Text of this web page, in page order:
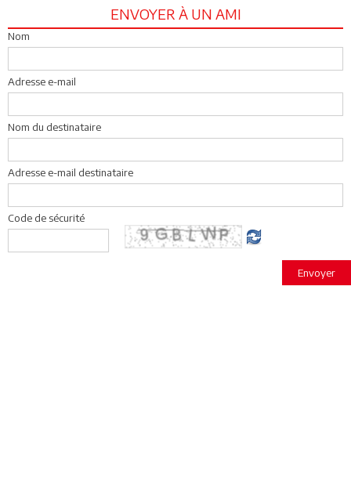
ENVOYER À UN AMI
Nom
Adresse e-mail
Nom du destinataire
Adresse e-mail destinataire
Code de sécurité
Envoyer